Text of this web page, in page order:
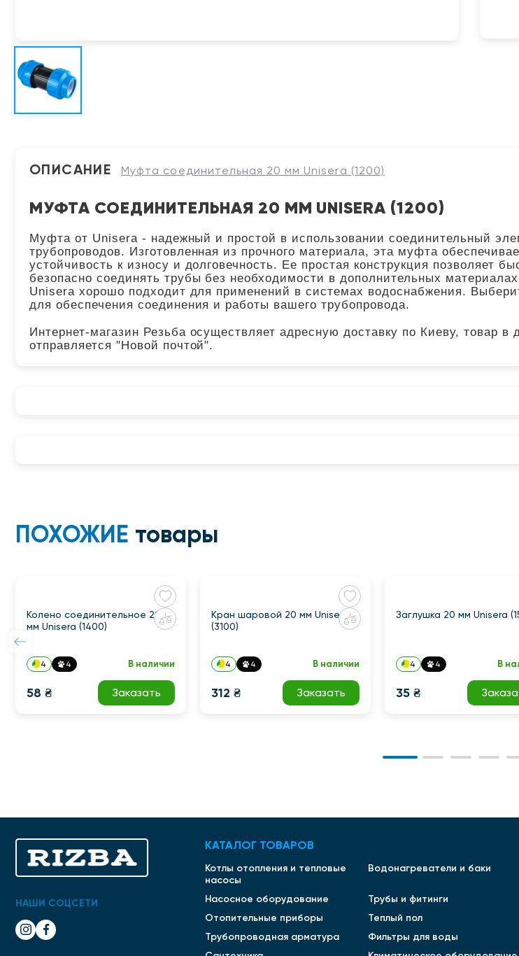
ОПИСАНИЕ Муфта соединительная 20 мм Unisera (1200)
МУФТА СОЕДИНИТЕЛЬНАЯ 20 ММ UNISERA (1200)
Муфта от Unisera - надежный и простой в использовании соединительный
трубопроводов. Изготовленная из прочного материала, эта муфта
устойчивость к износу и долговечность. Ее простая конструкция позволяет
безопасно соединять трубы без необходимости в дополнительных
Unisera хорошо подходит для применений в системах водоснабжения.
для обеспечения соединения и работы вашего трубопровода.
Интернет-магазин Резьба осуществляет адресную доставку по Киеву, товар в
отправляется "Новой почтой".
ПОХОЖИЕ товары
Колено соединительное 20
мм Unisera (1400)
4 4 В наличии
58 ₴ Заказать
Кран шаровой 20 мм Unisera
(3100)
4 4 В наличии
312 ₴ Заказать
Заглушка 20 мм Unisera
4 4 В
35 ₴
НАШИ СОЦСЕТИ
КАТАЛОГ ТОВАРОВ
Котлы отопления и тепловые
насосы
Водонагреватели и баки
Насосное оборудование
Трубы и фитинги
Отопительные приборы
Теплый пол
Трубопроводная арматура
Фильтры для воды